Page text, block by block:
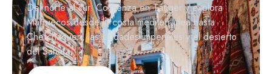
Del norte al sur. Comienza en Tánger y explora
Marruecos desde la costa mediterránea hasta
Chefchaouen, las ciudades imperiales y el desierto
del Sáhara.